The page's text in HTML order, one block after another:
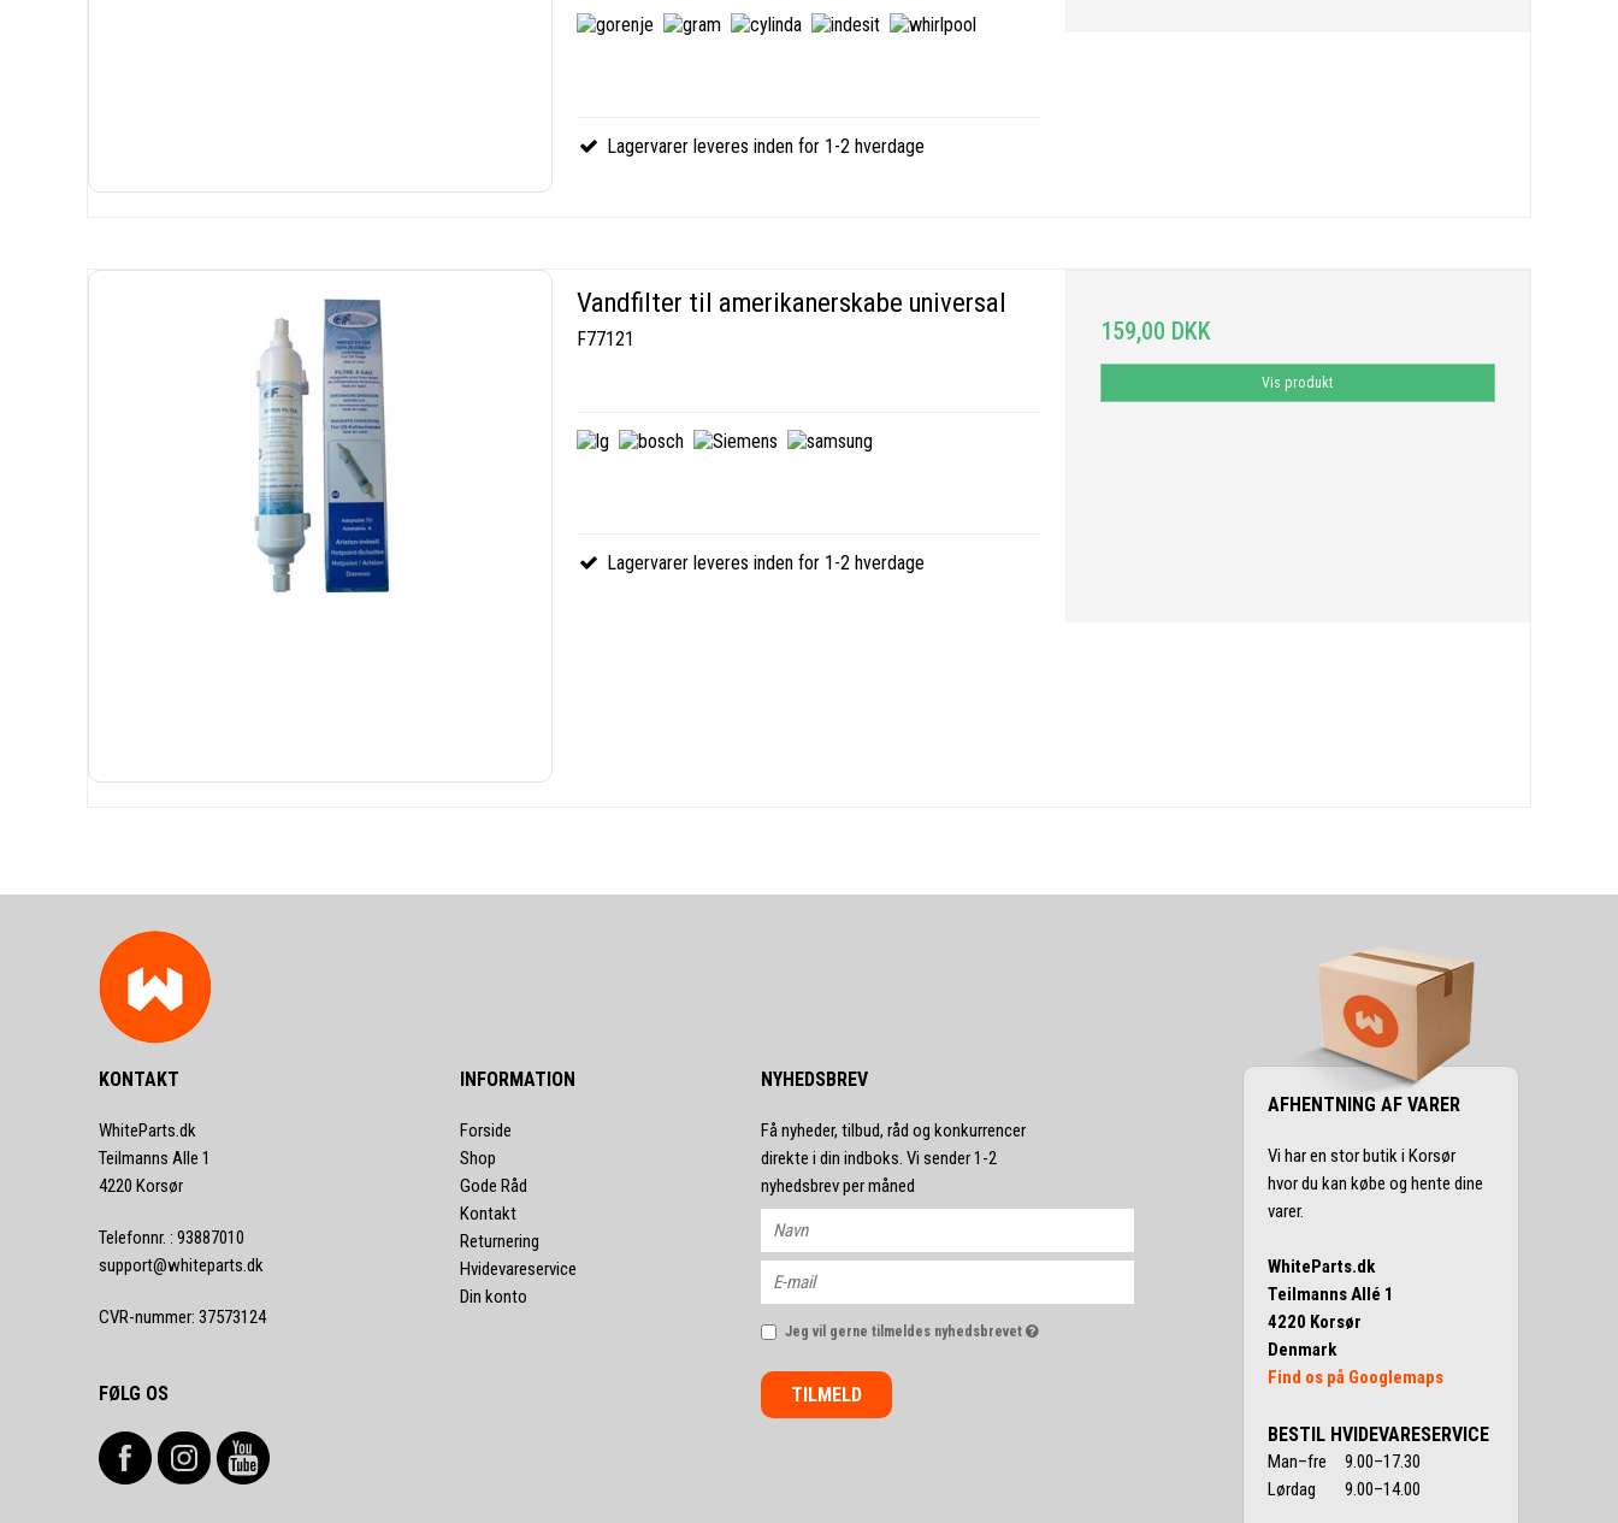
Lagervarer leveres inden for 1-2 hverdage
Vandfilter til amerikanerskabe universal
F77121
Lagervarer leveres inden for 1-2 hverdage
159,00 DKK
Vis produkt
KONTAKT
WhiteParts.dk
Teilmanns Alle 1
4220 Korsør
Telefonnr. : 93887010
support@whiteparts.dk
CVR-nummer: 37573124
FØLG OS
INFORMATION
Forside
Shop
Gode Råd
Kontakt
Returnering
Hvidevareservice
Din konto
NYHEDSBREV
Få nyheder, tilbud, råd og konkurrencer
direkte i din indboks. Vi sender 1-2
nyhedsbrev per måned
Jeg vil gerne tilmeldes nyhedsbrevet
TILMELD
AFHENTNING AF VARER
Vi har en stor butik i Korsør
hvor du kan købe og hente dine
varer.
WhiteParts.dk
Teilmanns Allé 1
4220 Korsør
Denmark
Find os på Googlemaps
BESTIL HVIDEVARESERVICE
Man–fre 9.00–17.30
Lørdag 9.00–14.00